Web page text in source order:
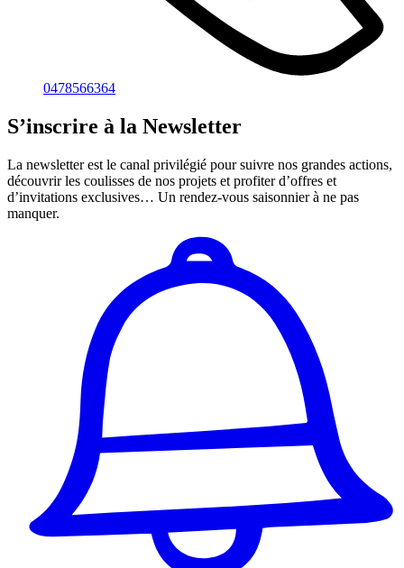
0478566364
S’inscrire à la Newsletter
La newsletter est le canal privilégié pour suivre nos grandes actions,
découvrir les coulisses de nos projets et profiter d’offres et
d’invitations exclusives… Un rendez-vous saisonnier à ne pas
manquer.